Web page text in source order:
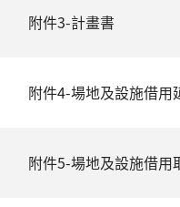
附件3-計畫書
附件4-場地及設施借用
附件5-場地及設施借用